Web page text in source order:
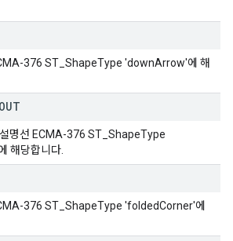
376 ST_ShapeType 'downArrow'에 해
명선 ECMA-376 ST_ShapeType
해당합니다.
376 ST_ShapeType 'foldedCorner'에